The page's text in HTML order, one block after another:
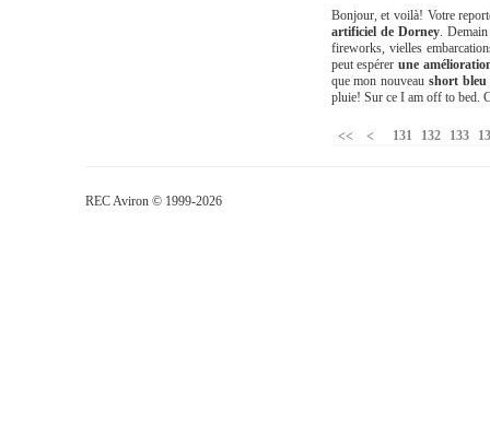
Bonjour, et voilà! Votre
artificiel de Dorney.
fireworks, vielles
peut espérerune
que mon nouveaushort
pluie! Sur ce I am off to bed.
131 132 133
REC Aviron © 1999-2026